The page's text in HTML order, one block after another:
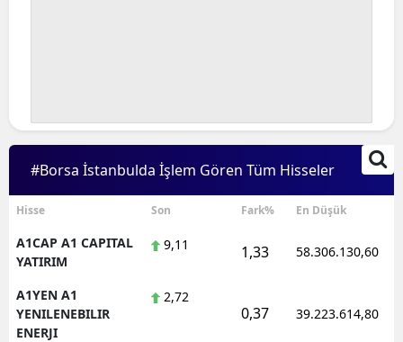
#Borsa İstanbulda İşlem Gören Tüm Hisseler
Hisse Son Fark% En Düşük
A1CAP A1 CAPITAL
YATIRIM
9,11 1,33 58.306.130,60
A1YEN A1
YENILENEBILIR
ENERJI
2,72
0,37 39.223.614,80